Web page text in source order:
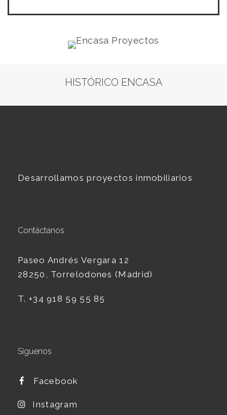
HISTÓRICO ENCASA
Desarrollamos proyectos inmobiliarios
Contáctanos
Paseo Andrés Vergara12
28250 , Torrelodones (Madrid)
T. +34918 59 55 85
Síguenos
Facebook
Instagram